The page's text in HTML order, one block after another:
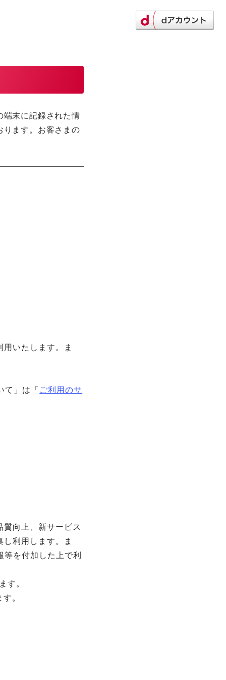
端末に記録された情
ります。お客さまの
いたします。ま
」は「 ご利用のサ
向上、新サービス
利用します。ま
を付加した上で利
す。
。